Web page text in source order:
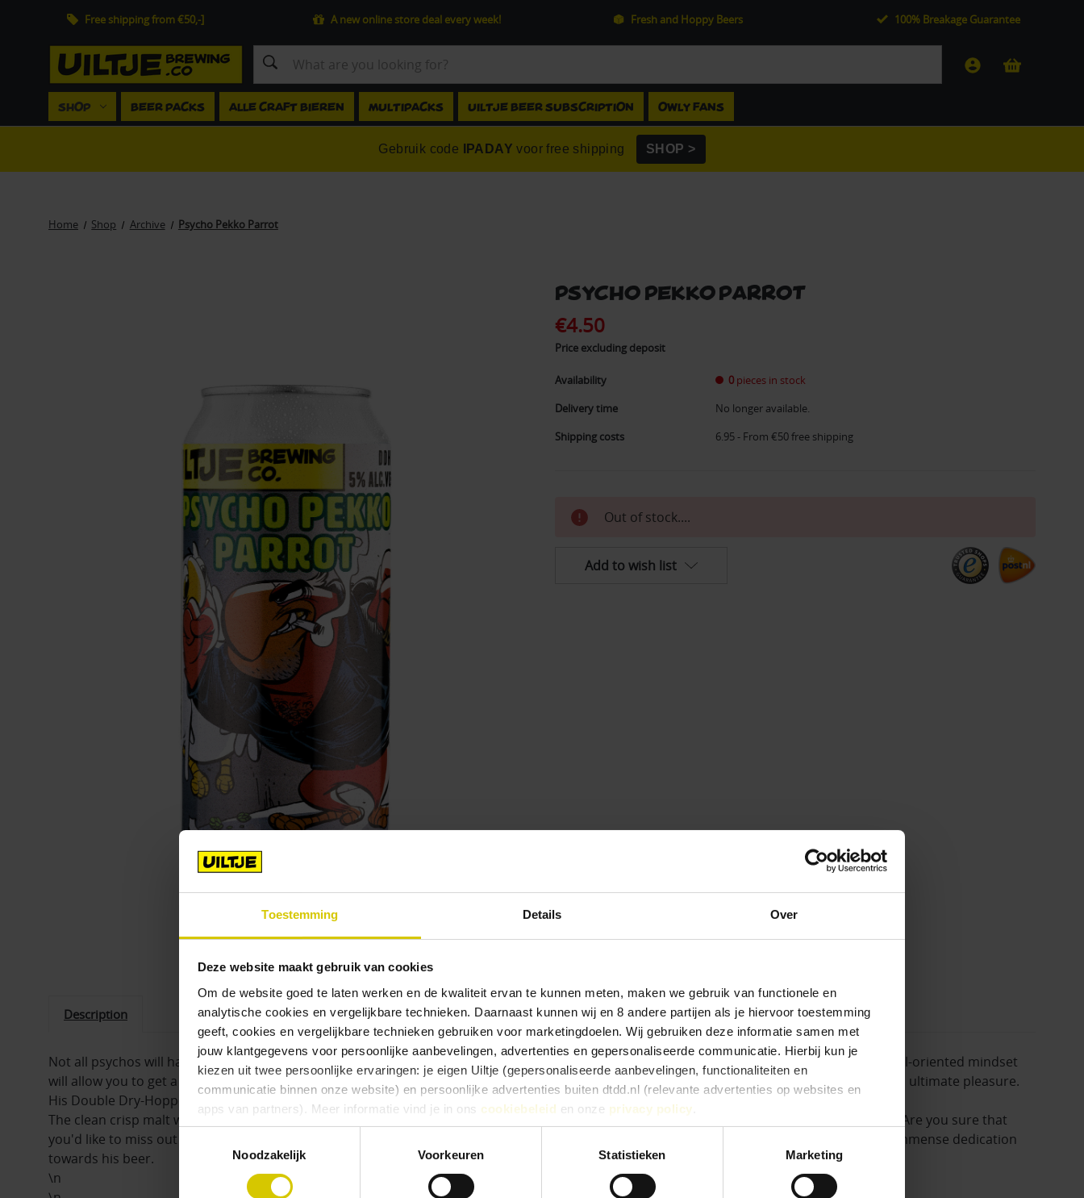
Toestemming Details Over
Deze website maakt gebruik van cookies
Om de website goed te laten werken en de kwaliteit ervan te kunnen meten, maken we gebruik van functionele en
analytische cookies en vergelijkbare technieken. Daarnaast kunnen wij en 8 andere partijen als je hiervoor toestemming
geeft, cookies en vergelijkbare technieken gebruiken voor marketingdoelen. Wij gebruiken deze informatie samen met
jouw klantgegevens voor persoonlijke aanbevelingen, advertenties en gepersonaliseerde communicatie. Hierbij kun je
kiezen uit twee persoonlijke ervaringen: je eigen Uiltje (gepersonaliseerde aanbevelingen, functionaliteiten en
communicatie binnen onze website) en persoonlijke advertenties buiten dtdd.nl (relevante advertenties op websites en
apps van partners). Meer informatie vind je in ons cookiebeleid en onze privacy policy
Vind je deze twee persoonlijke ervaringen goed, kies dan voor ‘Alles toestaan’. Via ‘Selectie toestaan’ kun je specifieker
voor functionele en analytische doelen. Je kunt je keuze achteraf altijd aanpassen of intrekken via het
cookiebeleid
Noodzakelijk
Voorkeuren Statistieken Marketing
Free shipping from €50,-] A new online store deal every week! Fresh and Hoppy Beers 100% Breakage Guarantee
Search
SHOP BEER PACKS ALLE CRAFT BIEREN MULTIPACKS UILTJE BEER SUBSCRIPTION OWLY FANS
Gebruik code IPADAY voor free shipping SHOP >
Home Shop Archive Psycho Pekko Parrot
Psycho Pekko Parrot
€4.50
Price excluding deposit
Availability 0pieces in stock
Delivery time
No longer available.
Shipping costs
6.95 - From €50 free shipping
stock:
Out of stock....
Add to wish list
Description
Not all psychos will have to make your skin shiver and your body to startle! The Pekko Parrot is way more than just a psycho. His ruthless goal-oriented mindset
will allow you to get a glance at his passion. There is nothing else that gives him more of a thrill than when you can enjoy his crafted beer with ultimate pleasure.
His Double Dry-Hopped New England IPA is made to make you reminisce of your boldest moments! \n
The clean crisp malt will make you feel as vibrant as Edison's first working light bolt! This might be your only chance to encounter his flavors. Are you sure that
you'd like to miss out on this chance? Once it's poured you'll notice the very pale gold color, with a fresh rocky white head which shows the immense dedication
towards his beer.
\n